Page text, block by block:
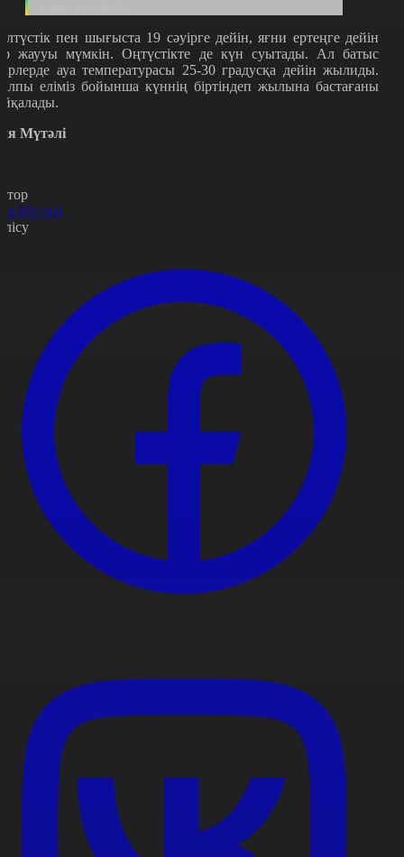
пен шығыста 19 сәуірге дейін, яғни ертеңге дейін
жаууы мүмкін. Оңтүстікте де күн суытады. Ал батыс
ауа температурасы 25-30 градусқа дейін жылиды.
еліміз бойынша күннің біртіндеп жылына бастағаны
Мүтәлі
Мүтәлі